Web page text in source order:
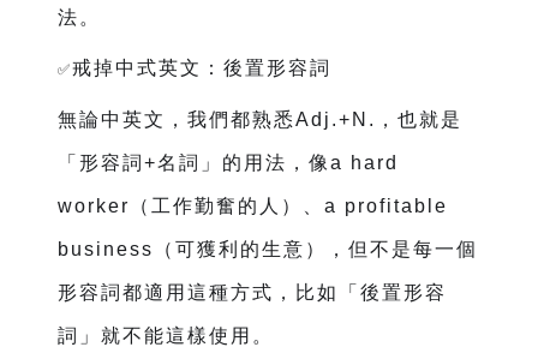
法。
✅戒掉中式英文：後置形容詞
無論中英文，我們都熟悉Adj.+N.，也就是
「形容詞+名詞」的用法，像a hard
worker（工作勤奮的人）、a profitable
business（可獲利的生意），但不是每一個
形容詞都適用這種方式，比如「後置形容
詞」就不能這樣使用。